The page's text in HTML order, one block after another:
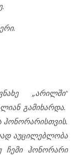
.
„არილში“
გამიხარდა.
ჰონორარისთვის.
აუცილებლობა
ჩემი ჰონორარი